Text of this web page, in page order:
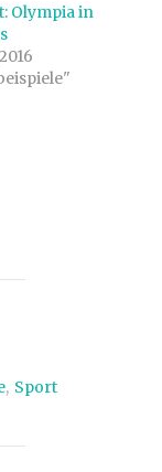
Olympia in
, Sport